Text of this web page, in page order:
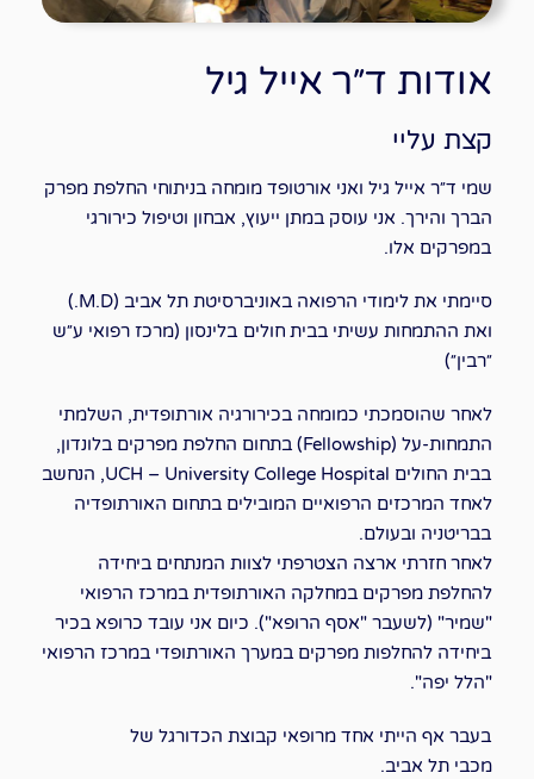
אודות ד״ר אייל גיל
קצת עליי
שמי ד״ר אייל גיל ואני אורטופד מומחה בניתוחי החלפת מפרק
הברך והירך. אני עוסק במתן ייעוץ, אבחון וטיפול כירורגי
במפרקים אלו.
סיימתי את לימודי הרפואה באוניברסיטת תל אביב (M.D.)
ואת ההתמחות עשיתי בבית חולים בלינסון (מרכז רפואי ע״ש
״רבין״)
לאחר שהוסמכתי כמומחה בכירורגיה אורתופדית, השלמתי
התמחות-על (Fellowship) בתחום החלפת מפרקים בלונדון,
בבית החולים UCH – University College Hospital, הנחשב
לאחד המרכזים הרפואיים המובילים בתחום האורתופדיה
בבריטניה ובעולם.
לאחר חזרתי ארצה הצטרפתי לצוות המנתחים ביחידה
להחלפת מפרקים במחלקה האורתופדית במרכז הרפואי
"שמיר" (לשעבר "אסף הרופא"). כיום אני עובד כרופא בכיר
ביחידה להחלפות מפרקים במערך האורתופדי במרכז הרפואי
"הלל יפה".
בעבר אף הייתי אחד מרופאי קבוצת הכדורגל של
מכבי תל אביב.